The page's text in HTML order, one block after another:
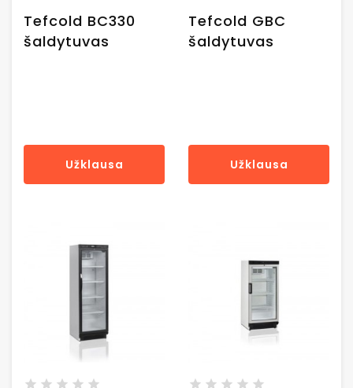
Tefcold BC330
šaldytuvas
Užklausa
Tefcold GBC
šaldytuvas
Užklausa